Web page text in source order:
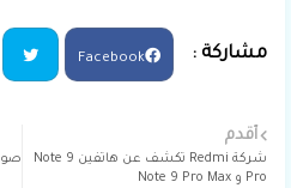
Facebook
أقدم
شركة Redmi تكشف عن هاتفين Note 9
Pro و Note 9 Pro Max